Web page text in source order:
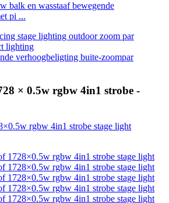
balk en wasstaaf bewegende
pi ...
verhoogbeligting buite-zoompar
× 0.5w rgbw 4in1 strobe -